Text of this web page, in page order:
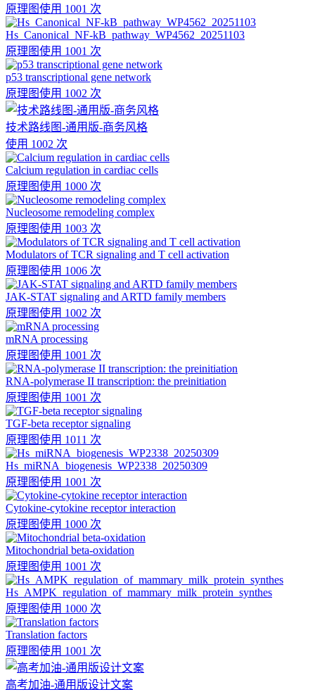
原理图使用 1001 次
Hs_Canonical_NF-kB_pathway_WP4562_20251103
原理图使用 1001 次
p53 transcriptional gene network
原理图使用 1002 次
技术路线图-通用版-商务风格
使用 1002 次
Calcium regulation in cardiac cells
原理图使用 1000 次
Nucleosome remodeling complex
原理图使用 1003 次
Modulators of TCR signaling and T cell activation
原理图使用 1006 次
JAK-STAT signaling and ARTD family members
原理图使用 1002 次
mRNA processing
原理图使用 1001 次
RNA-polymerase II transcription: the preinitiation
原理图使用 1001 次
TGF-beta receptor signaling
原理图使用 1011 次
Hs_miRNA_biogenesis_WP2338_20250309
原理图使用 1001 次
Cytokine-cytokine receptor interaction
原理图使用 1000 次
Mitochondrial beta-oxidation
原理图使用 1001 次
Hs_AMPK_regulation_of_mammary_milk_protein_synthes
原理图使用 1000 次
Translation factors
原理图使用 1001 次
高考加油-通用版设计文案